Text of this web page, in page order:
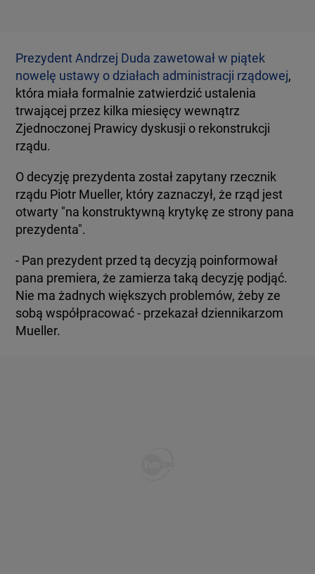
Prezydent Andrzej Duda zawetował w piątek
nowelę ustawy o działach administracji rządowej,
która miała formalnie zatwierdzić ustalenia
trwającej przez kilka miesięcy wewnątrz
Zjednoczonej Prawicy dyskusji o rekonstrukcji
rządu.
O decyzję prezydenta został zapytany rzecznik
rządu Piotr Mueller, który zaznaczył, że rząd jest
otwarty "na konstruktywną krytykę ze strony pana
prezydenta".
- Pan prezydent przed tą decyzją poinformował
pana premiera, że zamierza taką decyzję podjąć.
Nie ma żadnych większych problemów, żeby ze
sobą współpracować - przekazał dziennikarzom
Mueller.